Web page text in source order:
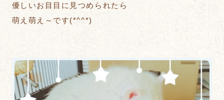
優しいお目目に見つめられたら
萌え萌え～です(*^^*)